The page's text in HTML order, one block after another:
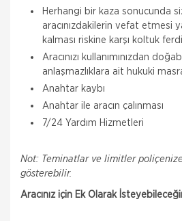
Herhangi bir kaza sonucunda
aracınızdakilerin vefat etmesi
kalması riskine karşı koltuk
Aracınızı kullanımınızdan
anlaşmazlıklara ait hukuki
Anahtar kaybı
Anahtar ile aracın çalınması
7/24 Yardım Hizmetleri
Not: Teminatlar ve limitler
gösterebilir.
Aracınız için Ek Olarak